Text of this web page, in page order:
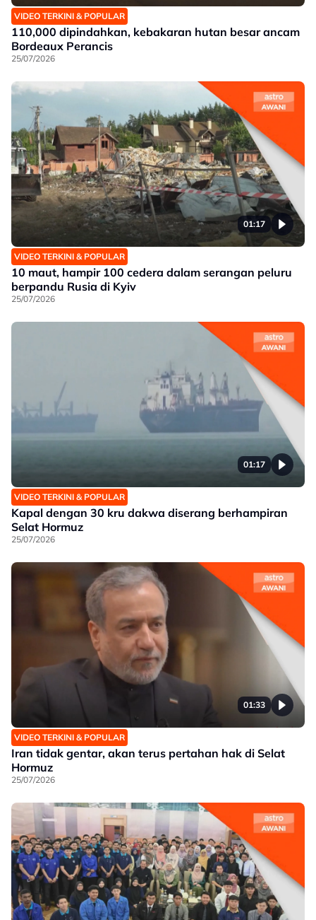
VIDEO TERKINI & POPULAR
110,000 dipindahkan, kebakaran hutan besar ancam
Bordeaux Perancis
25/07/2026
01:17
VIDEO TERKINI & POPULAR
10 maut, hampir 100 cedera dalam serangan peluru
berpandu Rusia di Kyiv
25/07/2026
01:17
VIDEO TERKINI & POPULAR
Kapal dengan 30 kru dakwa diserang berhampiran
Selat Hormuz
25/07/2026
01:33
VIDEO TERKINI & POPULAR
Iran tidak gentar, akan terus pertahan hak di Selat
Hormuz
25/07/2026